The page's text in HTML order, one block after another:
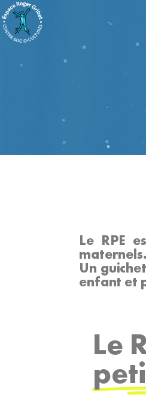
Le RPE
maternels.
Un
enfant et
Le